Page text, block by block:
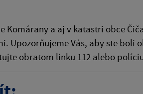
Komárany a aj v katastri obce
Upozorňujeme Vás, aby ste boli
obratom linku 112 alebo